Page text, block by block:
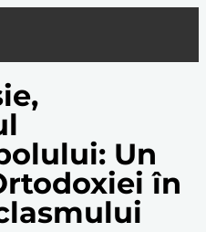
Un
în